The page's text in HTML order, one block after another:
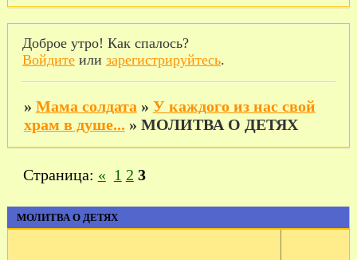
Доброе утро! Как спалось?
Войдитеили зарегистрируйтесь.
» Мама солдата » У каждого из нас свой
храм в душе... » МОЛИТВА О ДЕТЯХ
МОЛИТВА О ДЕТЯХ
Страница: « 1 2 3